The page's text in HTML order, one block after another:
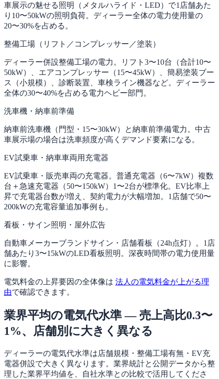
車展示の魅せる照明（メタルハライド・LED）で1店舗あた
り10〜50kWの照明負荷。ディーラー全体の電力使用量の
20〜30%を占める。
整備工場（リフト／コンプレッサー／塗装）
ディーラー併設整備工場の電力。リフト3〜10台（合計10〜
50kW）、エアコンプレッサー（15〜45kW）、簡易塗装ブー
ス（小規模）、診断装置、車検ライン機器など。ディーラー
全体の30〜40%を占める電力ヘビー部門。
洗車機・納車前準備
納車前洗車機（門型・15〜30kW）と納車前準備電力。中古
車展示場の場合は洗車頻度が高くデマンド要素になる。
EV試乗車・納車車両用充電器
EV試乗車・販売車両の充電器。普通充電器（6〜7kW）複数
台＋急速充電器（50〜150kW）1〜2台が標準化。EV比率上
昇で充電器台数が増え、契約電力が大幅増加。1店舗で50〜
200kWの充電容量追加事例も。
看板・サイン照明・屋外広告
自動車メーカーブランドサイン・店舗看板（24h点灯）。1店
舗あたり3〜15kWのLED看板照明。深夜時間帯の電力使用量
に影響。
電気料金の上昇要因の全体像は 法人の電気料金が上がる理
由で確認できます。
業界平均の電気代水準 — 売上高比0.3〜
1%、店舗別に大きく異なる
ディーラーの電気代水準は店舗規模・整備工場有無・EV充
電器併設で大きく異なります。業界統計と公開データから整
理した業界平均値を、自社水準との比較で活用してくださ